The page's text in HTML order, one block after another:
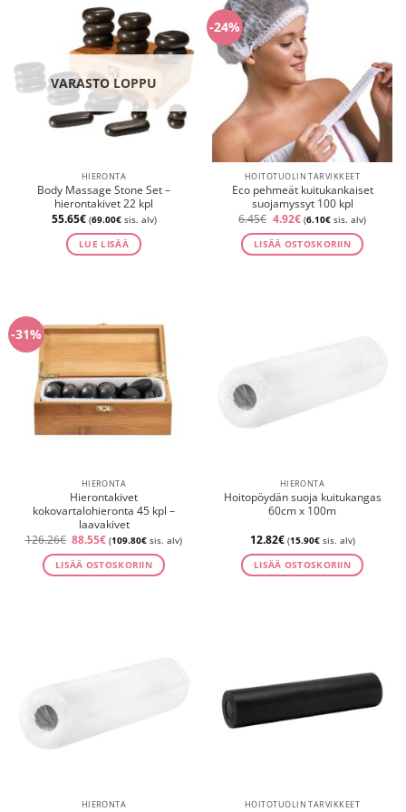
VARASTO LOPPU
HIERONTA
Body Massage Stone Set –
hierontakivet 22 kpl
55.65€ (69.00€sis. alv)
LUE LISÄÄ
-24%
HOITOTUOLIN TARVIKKEET
Eco pehmeät kuitukankaiset
suojamyssyt 100 kpl
6.45€ Alkuperäinen
oli:
6.45€.
4.92€Nykyinen
hinta
on:
4.92€.
(6.10€sis. alv)
LISÄÄ OSTOSKORIIN
-31%
HIERONTA
Hierontakivet
kokovartalohieronta 45 kpl –
laavakivet
126.26€ Alkuperäinen
oli:
126.26€.
88.55€Nykyinen
hinta
on:
88.55€.
(109.80€ sis. alv)
LISÄÄ OSTOSKORIIN
HIERONTA
Hoitopöydän suoja kuitukangas
60cm x 100m
12.82€ (15.90€sis. alv)
LISÄÄ OSTOSKORIIN
HIERONTA HOITOTUOLIN TARVIKKEET